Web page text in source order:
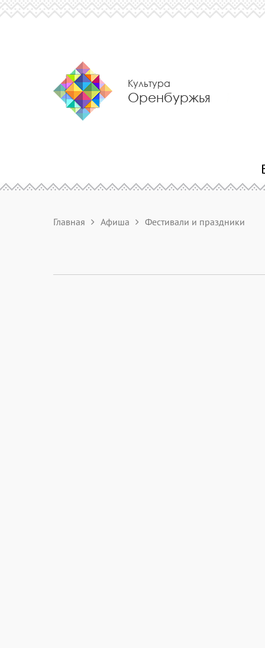
Культура
Оренбуржья
Главная Афиша Фестивали и праздники